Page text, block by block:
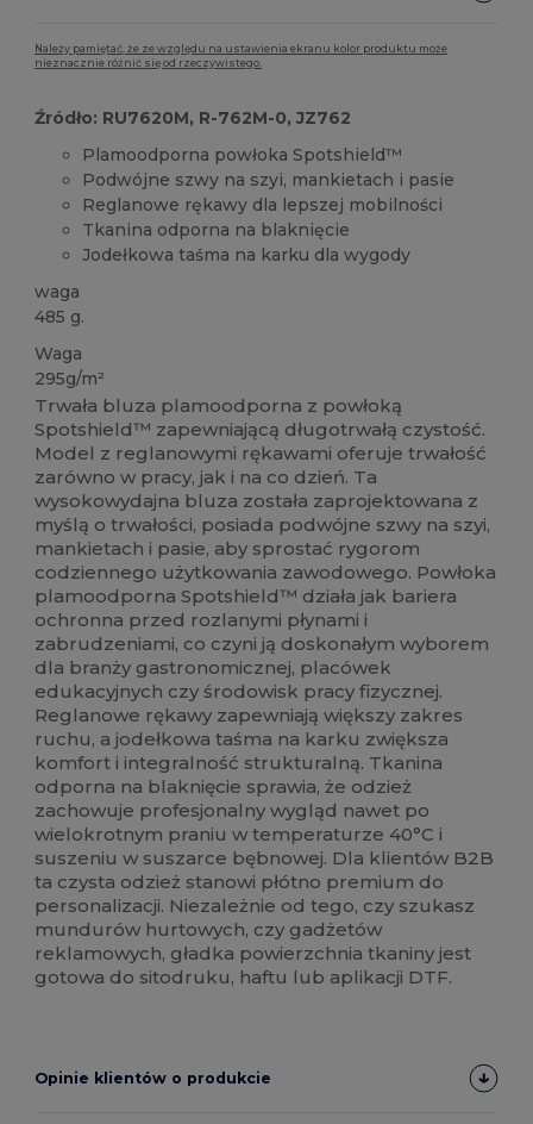
Należy pamiętać, że ze względu na ustawienia ekranu kolor produktu może
nieznacznie różnić się od rzeczywistego.
Źródło: RU7620M, R-762M-0, JZ762
Plamoodporna powłoka Spotshield™
Podwójne szwy na szyi, mankietach i pasie
Reglanowe rękawy dla lepszej mobilności
Tkanina odporna na blaknięcie
Jodełkowa taśma na karku dla wygody
waga
485 g.
Waga
295g/m²
Trwała bluza plamoodporna z powłoką
Spotshield™ zapewniającą długotrwałą czystość.
Model z reglanowymi rękawami oferuje trwałość
zarówno w pracy, jak i na co dzień. Ta
wysokowydajna bluza została zaprojektowana z
myślą o trwałości, posiada podwójne szwy na szyi,
mankietach i pasie, aby sprostać rygorom
codziennego użytkowania zawodowego. Powłoka
plamoodporna Spotshield™ działa jak bariera
ochronna przed rozlanymi płynami i
zabrudzeniami, co czyni ją doskonałym wyborem
dla branży gastronomicznej, placówek
edukacyjnych czy środowisk pracy fizycznej.
Reglanowe rękawy zapewniają większy zakres
ruchu, a jodełkowa taśma na karku zwiększa
komfort i integralność strukturalną. Tkanina
odporna na blaknięcie sprawia, że odzież
zachowuje profesjonalny wygląd nawet po
wielokrotnym praniu w temperaturze 40°C i
suszeniu w suszarce bębnowej. Dla klientów B2B
ta czysta odzież stanowi płótno premium do
personalizacji. Niezależnie od tego, czy szukasz
mundurów hurtowych, czy gadżetów
reklamowych, gładka powierzchnia tkaniny jest
gotowa do sitodruku, haftu lub aplikacji DTF.
Opinie klientów o produkcie